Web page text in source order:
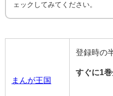
ェックしてみてください。
まんが王国
登録時の
すぐに1